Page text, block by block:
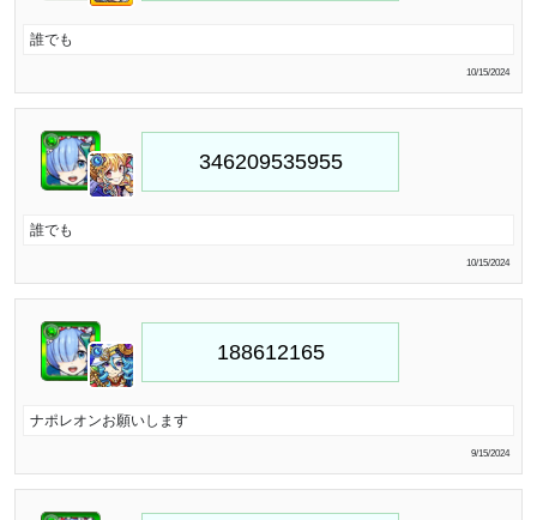
誰でも
10/15/2024
誰でも
10/15/2024
ナポレオンお願いします
9/15/2024